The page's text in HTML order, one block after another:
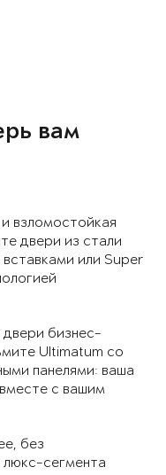
вам
взломостойкая
двери из стали
или Super
бизнес-
Ultimatum со
панелями: ваша
с вашим
без
сегмента